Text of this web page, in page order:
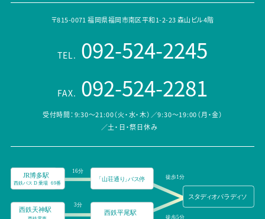
〒815-0071 福岡県福岡市南区平和1-2-23 森山ビル4階
TEL. 092-524-2245
FAX. 092-524-2281
受付時間：9:30～21:00（火・水・木）／9:30～19:00（月・金）
／土・日・祭日休み